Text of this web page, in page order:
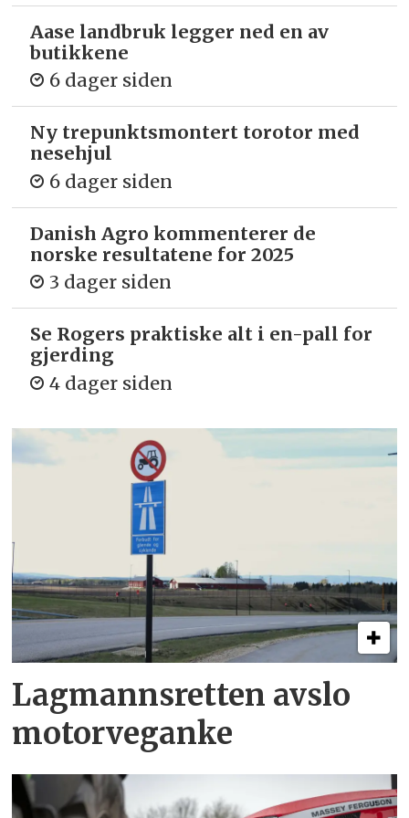
Aase landbruk legger ned en av
butikkene
6 dager siden
Ny trepunkts­montert torotor med
nesehjul
6 dager siden
Danish Agro kommenterer de
norske resultatene for 2025
3 dager siden
Se Rogers praktiske alt i en-pall for
gjerding
4 dager siden
Lagmannsretten avslo
motorveganke